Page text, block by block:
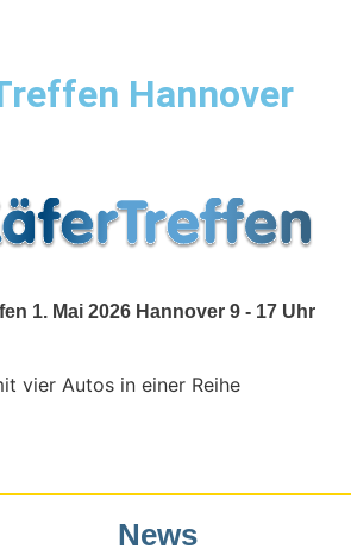
Hannover
1. Mai 2026 Hannover 9 - 17 Uhr
News